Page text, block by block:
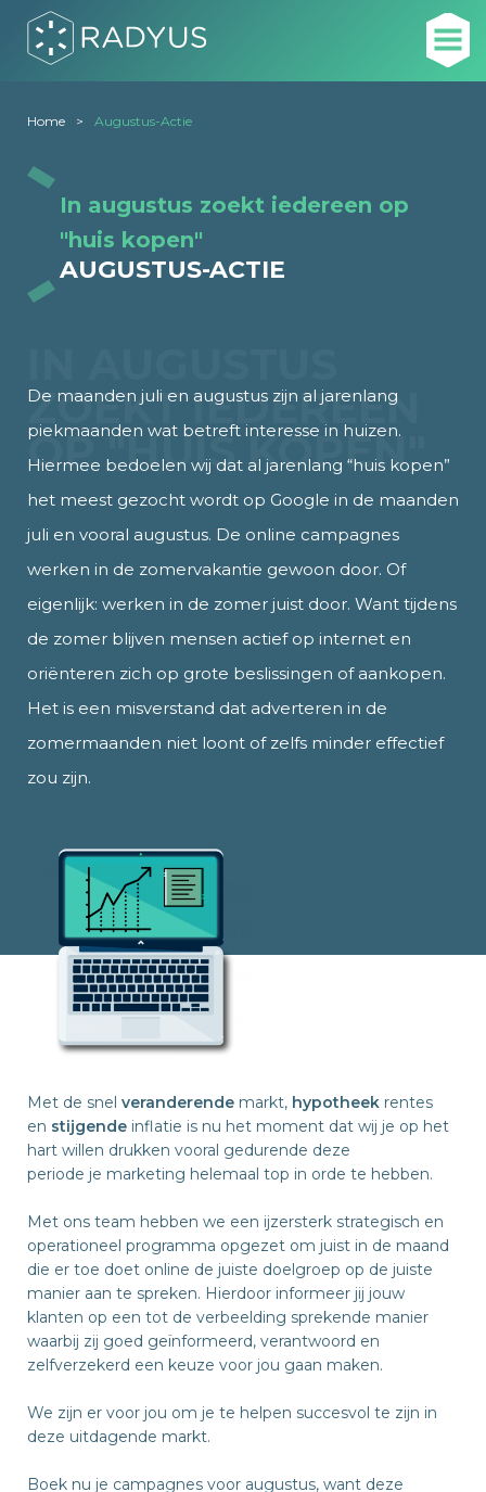
Home Augustus-Actie
In augustus zoekt iedereen op
"huis kopen"
AUGUSTUS-ACTIE
ZOEKT IEDEREEN
OP "HUIS KOPEN"
De maanden juli en augustus zijn al jarenlang
piekmaanden wat betreft interesse in huizen.
Hiermee bedoelen wij dat al jarenlang “huis kopen”
het meest gezocht wordt op Google in de maanden
juli en vooral augustus. De online campagnes
werken in de zomervakantie gewoon door. Of
eigenlijk: werken in de zomer juist door. Want tijdens
de zomer blijven mensen actief op internet en
oriënteren zich op grote beslissingen of aankopen.
Het is een misverstand dat adverteren in de
zomermaanden niet loont of zelfs minder effectief
zou zijn.
Met de snel veranderende markt, hypotheek rentes
en stijgende inflatie is nu het moment dat wij je op het
hart willen drukken vooral gedurende deze
periode je marketing helemaal top in orde te hebben.
Met ons team hebben we een ijzersterk strategisch en
operationeel programma opgezet om juist in de maand
die er toe doet online de juiste doelgroep op de juiste
manier aan te spreken. Hierdoor informeer jij jouw
klanten op een tot de verbeelding sprekende manier
waarbij zij goed geïnformeerd, verantwoord en
zelfverzekerd een keuze voor jou gaan maken.
We zijn er voor jou om je te helpen succesvol te zijn in
deze uitdagende markt.
Boek nu je campagnes voor augustus, want deze